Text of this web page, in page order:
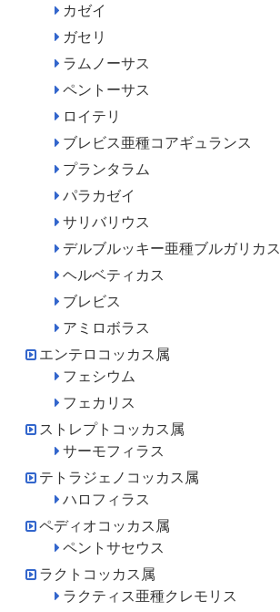
カゼイ
ガセリ
ラムノーサス
ペントーサス
ロイテリ
ブレビス亜種コアギュランス
プランタラム
パラカゼイ
サリバリウス
デルブルッキー亜種ブルガリカス
ヘルベティカス
ブレビス
アミロボラス
エンテロコッカス属
フェシウム
フェカリス
ストレプトコッカス属
サーモフィラス
テトラジェノコッカス属
ハロフィラス
ペディオコッカス属
ペントサセウス
ラクトコッカス属
ラクティス亜種クレモリス